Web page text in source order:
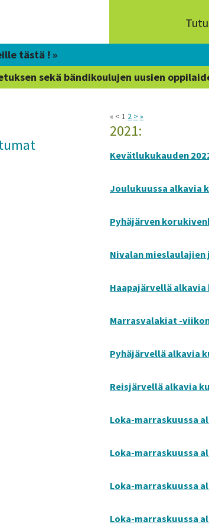
tästä ! »
sekä bändikoulujen uusien
« < 1 2 > »
2021:
Kevätlukukauden
Joulukuussa alkavia
Pyhäjärven
Nivalan mieslaulajien
Haapajärvellä alkavia
Marrasvalakiat -
Pyhäjärvellä alkavia
Reisjärvellä alkavia
Loka-marraskuussa
Loka-marraskuussa
Loka-marraskuussa
Loka-marraskuussa